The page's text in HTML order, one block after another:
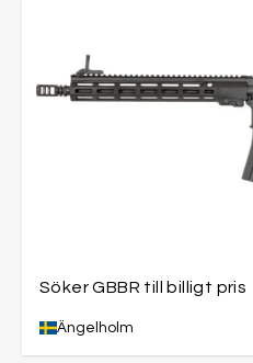
Söker GBBR till billigt pris
Ängelholm